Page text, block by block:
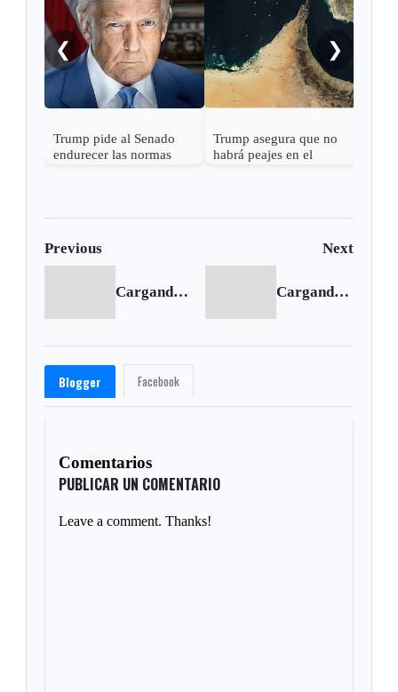
❮
Trump pide al Senado
endurecer las normas
Trump asegura que no
habrá peajes en el
❯
Previous Next
Cargando anterior... Cargando siguiente...
Blogger Facebook
Comentarios
PUBLICAR UN COMENTARIO
Leave a comment. Thanks!